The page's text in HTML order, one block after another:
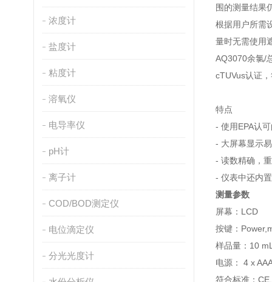
浓度计
盐度计
粘度计
溶氧仪
电导率仪
pH计
离子计
COD/BOD测定仪
电位滴定仪
分光光度计
围的测量结果
根据用户所需
量时无需使用
AQ3070余氯/
cTUVus认证
特点
- 使用EPA认
- 大屏幕显示
- 读数精确，
- 仪表中还内
测量参数
屏幕：LCD
按键：
样品量：10
电源： 4 x
符合标准：